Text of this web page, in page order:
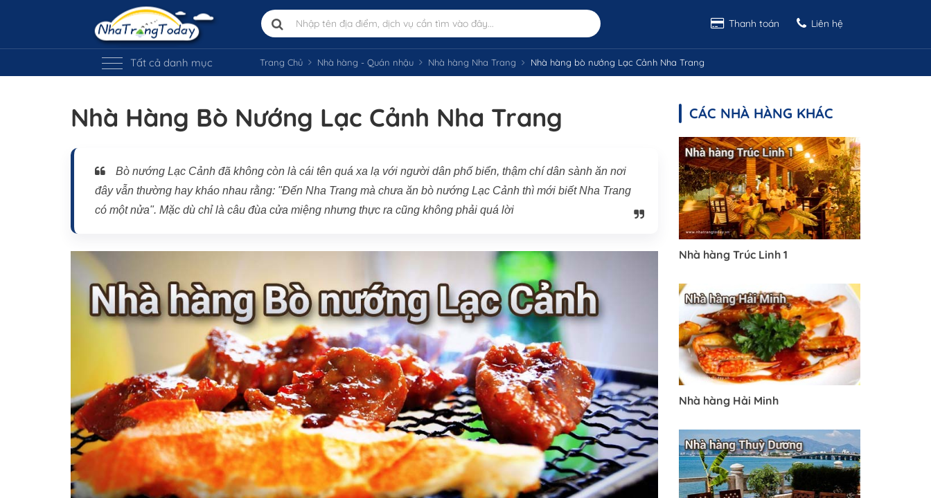
Thanh toán Liên hệ
Tất cả danh mục Trang Chủ Nhà hàng - Quán nhậu Nhà hàng Nha Trang Nhà hàng bò nướng Lạc Cảnh Nha Trang
Nhà Hàng Bò Nướng Lạc Cảnh Nha Trang
Bò nướng Lạc Cảnh đã không còn là cái tên quá xa lạ với người dân phố biển, thậm chí dân sành ăn nơi
đây vẫn thường hay kháo nhau rằng: "Đến Nha Trang mà chưa ăn bò nướng Lạc Cảnh thì mới biết Nha Trang
có một nửa". Mặc dù chỉ là câu đùa cửa miệng nhưng thực ra cũng không phải quá lời
Vị trí trên bản đồ
CÁC NHÀ HÀNG KHÁC
Nhà hàng Trúc Linh 1
Nhà hàng Hải Minh